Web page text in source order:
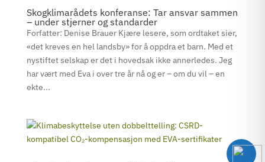
Skogklimarådets konferanse: Tar ansvar sammen
– under stjerner og standarder
Forfatter: Denise Brauer Kjære lesere, som ordtaket sier,
«det kreves en hel landsby» for å oppdra et barn. Med et
nystiftet selskap er det i hovedsak ikke annerledes. Jeg
har vært med Eva i over tre år nå og er – om du vil – en
ekte...